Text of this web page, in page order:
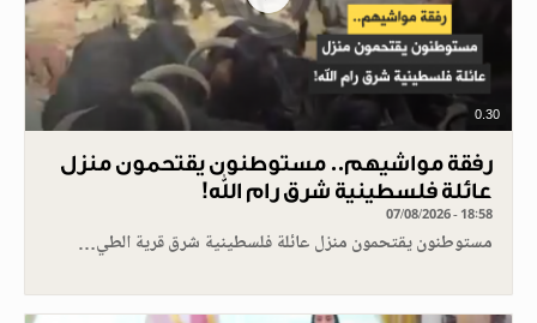
0.30
رفقة مواشيهم.. مستوطنون يقتحمون منزل
عائلة فلسطينية شرق رام الله!
07/08/2026 - 18:58
مستوطنون يقتحمون منزل عائلة فلسطينية شرق قرية الطي…